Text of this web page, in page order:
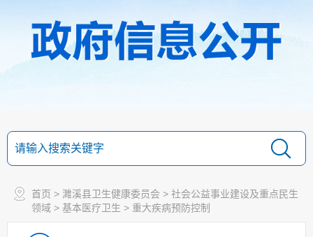
首页 > 濉溪县卫生健康委员会 > 社会公益事业建设及重点民生
领域 > 基本医疗卫生 > 重大疾病预防控制